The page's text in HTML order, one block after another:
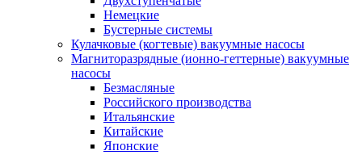
Немецкие
Бустерные системы
Кулачковые (когтевые) вакуумные насосы
Магниторазрядные (ионно-геттерные) вакуумные
насосы
Безмасляные
Российского производства
Итальянские
Китайские
Японские